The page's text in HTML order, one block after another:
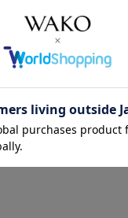
セル・返品